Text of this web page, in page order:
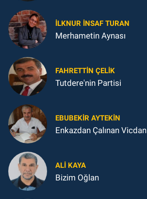
İLKNUR İNSAF TURAN
Merhametin Aynası
FAHRETTIN ÇELİK
Tutdere'nin Partisi
EBUBEKIR AYTEKIN
Enkazdan Çalınan Vicdan
ALI KAYA
Bizim Oğlan